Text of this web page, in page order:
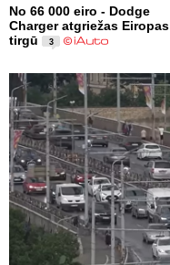
No 66 000 eiro - Dodge
Charger atgriežas Eiropas
tirgū
3